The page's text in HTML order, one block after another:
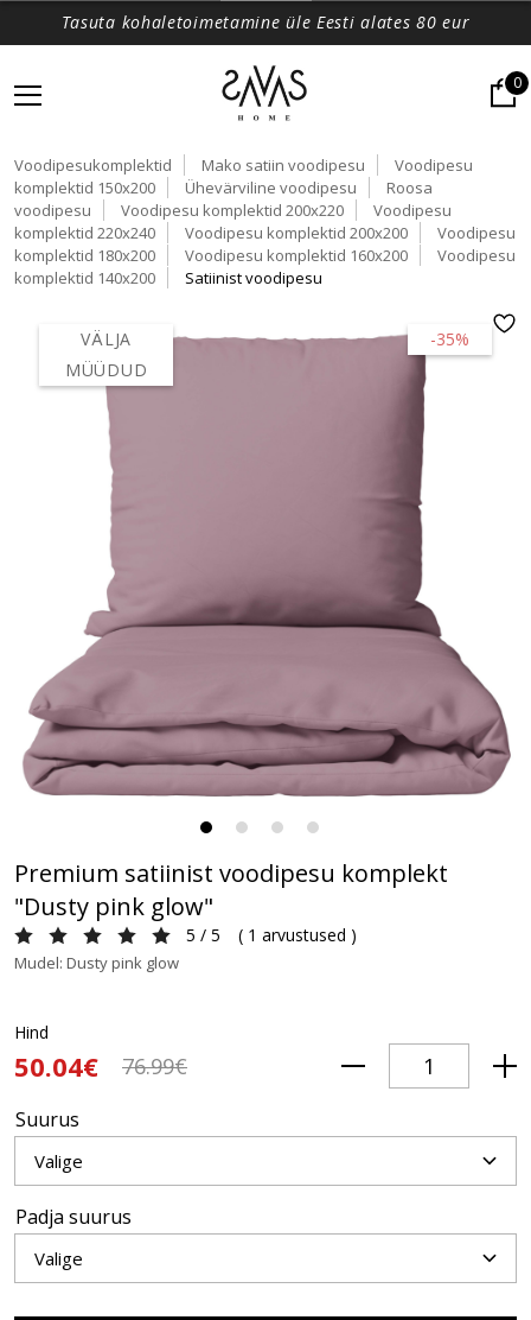
Tasuta kohaletoimetamine üle Eesti alates 80 eur
0
Voodipesukomplektid Mako satiin voodipesu
Voodipesu
komplektid 150x200
Ühevärviline voodipesu
Roosa
voodipesu
Voodipesu komplektid 200x220
Voodipesu
komplektid 220x240
Voodipesu komplektid 200x200
Voodipesu
komplektid 180x200
Voodipesu komplektid 160x200
Voodipesu
komplektid 140x200
Satiinist voodipesu
-35%
VÄLJA
MÜÜDUD
Premium satiinist voodipesu komplekt
"Dusty pink glow"
5 / 5 ( 1 arvustused )
Mudel: Dusty pink glow
Hind
50.04€ 76.99€
Suurus
Padja suurus